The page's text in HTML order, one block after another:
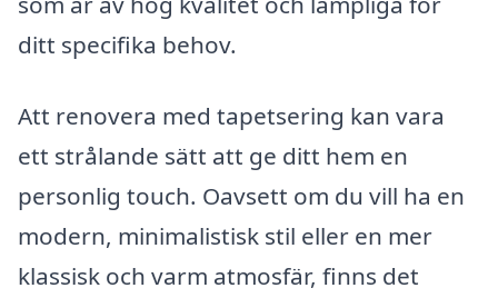
ditt specifika behov.
Att renovera med tapetsering kan vara
ett strålande sätt att ge ditt hem en
personlig touch. Oavsett om du vill ha en
modern, minimalistisk stil eller en mer
klassisk och varm atmosfär, finns det